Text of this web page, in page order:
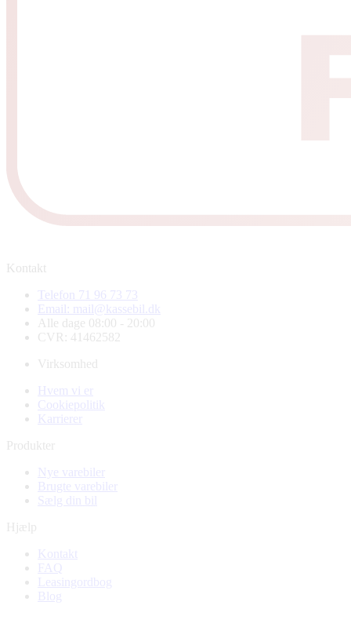
Kontakt
Telefon 71 96 73 73
Email: mail@kassebil.dk
Alle dage 08:00 - 20:00
CVR: 41462582
Virksomhed
Hvem vi er
Cookiepolitik
Karrierer
Produkter
Nye varebiler
Brugte varebiler
Sælg din bil
Hjælp
Kontakt
FAQ
Leasingordbog
Blog